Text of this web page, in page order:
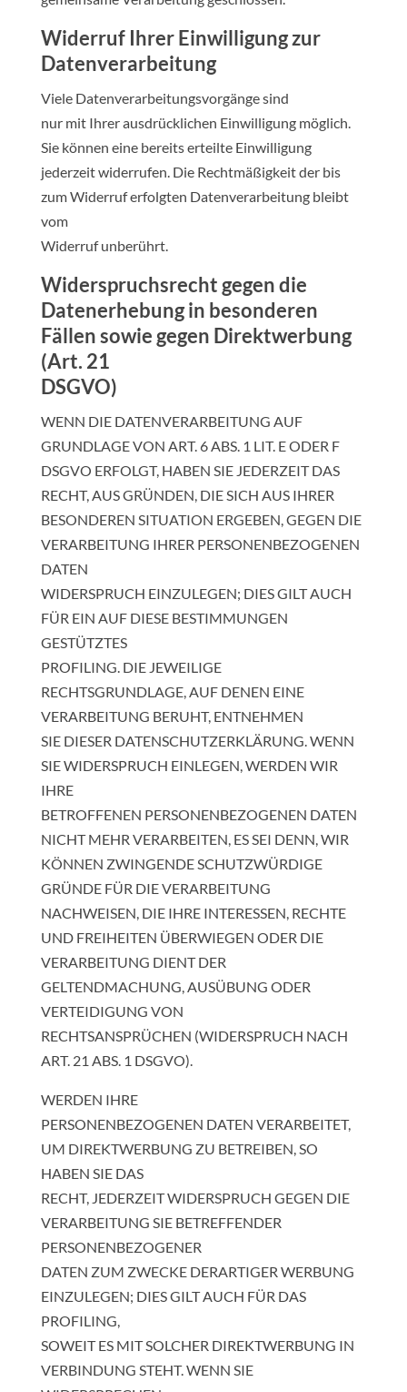
Widerruf Ihrer Einwilligung zur
Datenverarbeitung
Viele Datenverarbeitungsvorgänge sind
nur mit Ihrer ausdrücklichen Einwilligung möglich.
Sie können eine bereits erteilte Einwilligung
jederzeit widerrufen. Die Rechtmäßigkeit der bis
zum Widerruf erfolgten Datenverarbeitung bleibt
vom
Widerruf unberührt.
Widerspruchsrecht gegen die
Datenerhebung in besonderen
Fällen sowie gegen Direktwerbung
(Art. 21
DSGVO)
WENN DIE DATENVERARBEITUNG AUF
GRUNDLAGE VON ART. 6 ABS. 1 LIT. E ODER F
DSGVO ERFOLGT, HABEN SIE JEDERZEIT DAS
RECHT, AUS GRÜNDEN, DIE SICH AUS IHRER
BESONDEREN SITUATION ERGEBEN, GEGEN DIE
VERARBEITUNG IHRER PERSONENBEZOGENEN
DATEN
WIDERSPRUCH EINZULEGEN; DIES GILT AUCH
FÜR EIN AUF DIESE BESTIMMUNGEN
GESTÜTZTES
PROFILING. DIE JEWEILIGE
RECHTSGRUNDLAGE, AUF DENEN EINE
VERARBEITUNG BERUHT, ENTNEHMEN
SIE DIESER DATENSCHUTZERKLÄRUNG. WENN
SIE WIDERSPRUCH EINLEGEN, WERDEN WIR
IHRE
BETROFFENEN PERSONENBEZOGENEN DATEN
NICHT MEHR VERARBEITEN, ES SEI DENN, WIR
KÖNNEN ZWINGENDE SCHUTZWÜRDIGE
GRÜNDE FÜR DIE VERARBEITUNG
NACHWEISEN, DIE IHRE INTERESSEN, RECHTE
UND FREIHEITEN ÜBERWIEGEN ODER DIE
VERARBEITUNG DIENT DER
GELTENDMACHUNG, AUSÜBUNG ODER
VERTEIDIGUNG VON
RECHTSANSPRÜCHEN (WIDERSPRUCH NACH
ART. 21 ABS. 1 DSGVO).
WERDEN IHRE
PERSONENBEZOGENEN DATEN VERARBEITET,
UM DIREKTWERBUNG ZU BETREIBEN, SO
HABEN SIE DAS
RECHT, JEDERZEIT WIDERSPRUCH GEGEN DIE
VERARBEITUNG SIE BETREFFENDER
PERSONENBEZOGENER
DATEN ZUM ZWECKE DERARTIGER WERBUNG
EINZULEGEN; DIES GILT AUCH FÜR DAS
PROFILING,
SOWEIT ES MIT SOLCHER DIREKTWERBUNG IN
VERBINDUNG STEHT. WENN SIE